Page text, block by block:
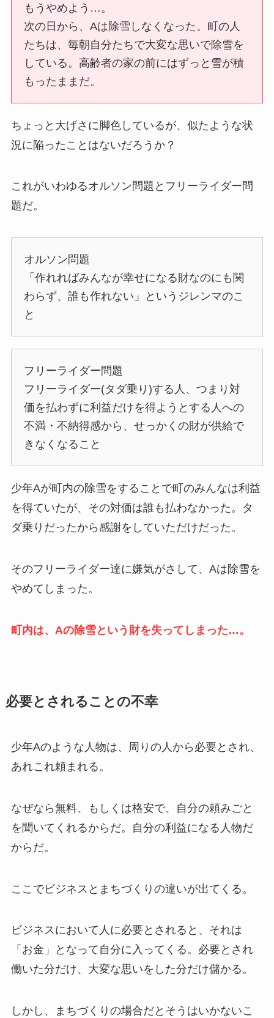
もうやめよう…。
次の日から、Aは除雪しなくなった。町の人
たちは、毎朝自分たちで大変な思いで除雪を
している。高齢者の家の前にはずっと雪が積
もったままだ。
ちょっと大げさに脚色しているが、似たような状
況に陥ったことはないだろうか？
これがいわゆるオルソン問題とフリーライダー問
題だ。
オルソン問題
「作れればみんなが幸せになる財なのにも関
わらず、誰も作れない」というジレンマのこ
と
フリーライダー問題
フリーライダー(タダ乗り)する人、つまり対
価を払わずに利益だけを得ようとする人への
不満・不納得感から、せっかくの財が供給で
きなくなること
少年Aが町内の除雪をすることで町のみんなは利益
を得ていたが、その対価は誰も払わなかった。タ
ダ乗りだったから感謝をしていただけだった。
そのフリーライダー達に嫌気がさして、Aは除雪を
やめてしまった。
町内は、Aの除雪という財を失ってしまった…。
必要とされることの不幸
少年Aのような人物は、周りの人から必要とされ、
あれこれ頼まれる。
なぜなら無料、もしくは格安で、自分の頼みごと
を聞いてくれるからだ。自分の利益になる人物だ
からだ。
ここでビジネスとまちづくりの違いが出てくる。
ビジネスにおいて人に必要とされると、それは
「お金」となって自分に入ってくる。必要とされ
働いた分だけ、大変な思いをした分だけ儲かる。
しかし、まちづくりの場合だとそうはいかないこ